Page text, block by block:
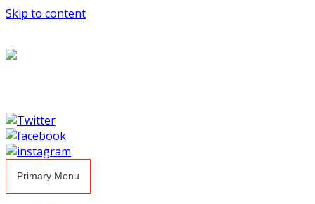
Skip to content
Primary Menu